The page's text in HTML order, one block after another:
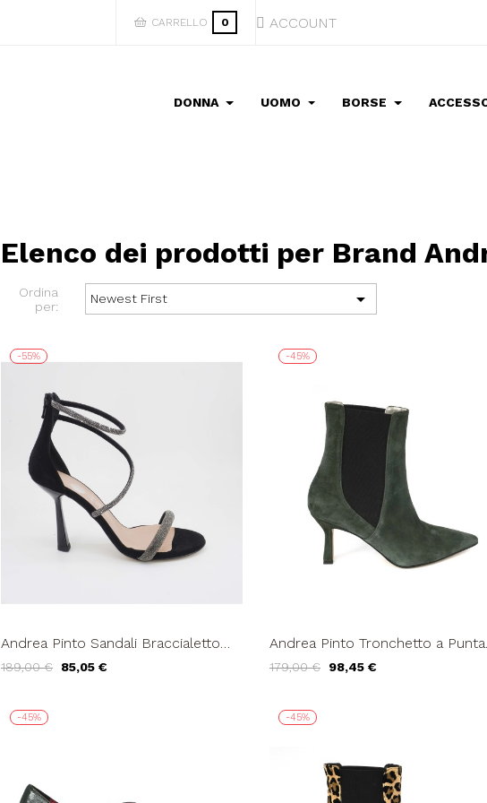
CARRELLO 0 ACCOUNT
DONNA UOMO BORSE
Elenco dei prodotti per Brand
Ordina
per:
Newest First 
-55%
Andrea Pinto Sandali Braccialetto
189,00 € 85,05 €
-45%
Andrea Pinto Tronchetto a Punta
179,00 € 98,45 €
-45% -45%